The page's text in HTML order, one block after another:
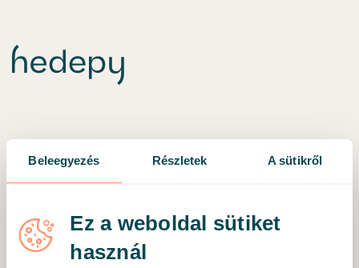
Beleegyezés Részletek A sütikről
Ez a weboldal sütiket
használ
Valamilyen hiba történt 🛠
Problémát találtunk. Igyekszünk a lehető